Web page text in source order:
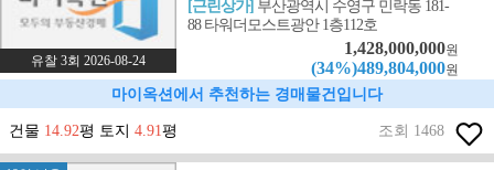
유찰 3회 2026-08-24
[근린상가] 부산광역시 수영구 민락동 181-
88 타워더모스트광안 1층112호
1,428,000,000원
(34%)489,804,000원
마이옥션에서 추천하는 경매물건입니다
건물 14.92평 토지 4.91평 조회 1468